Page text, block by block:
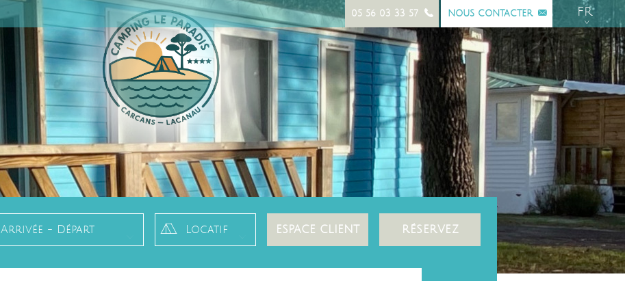
05 56 03 33 57 NOUS CONTACTER FR
Arrivée - Départ ESPACE CLIENT